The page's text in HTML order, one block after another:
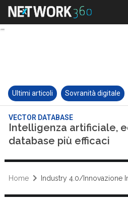
Ultimi articoli Sovranità digitale
VECTOR DATABASE
Intelligenza artificiale,
database più efficaci
Home Industry 4.0/Innovazione